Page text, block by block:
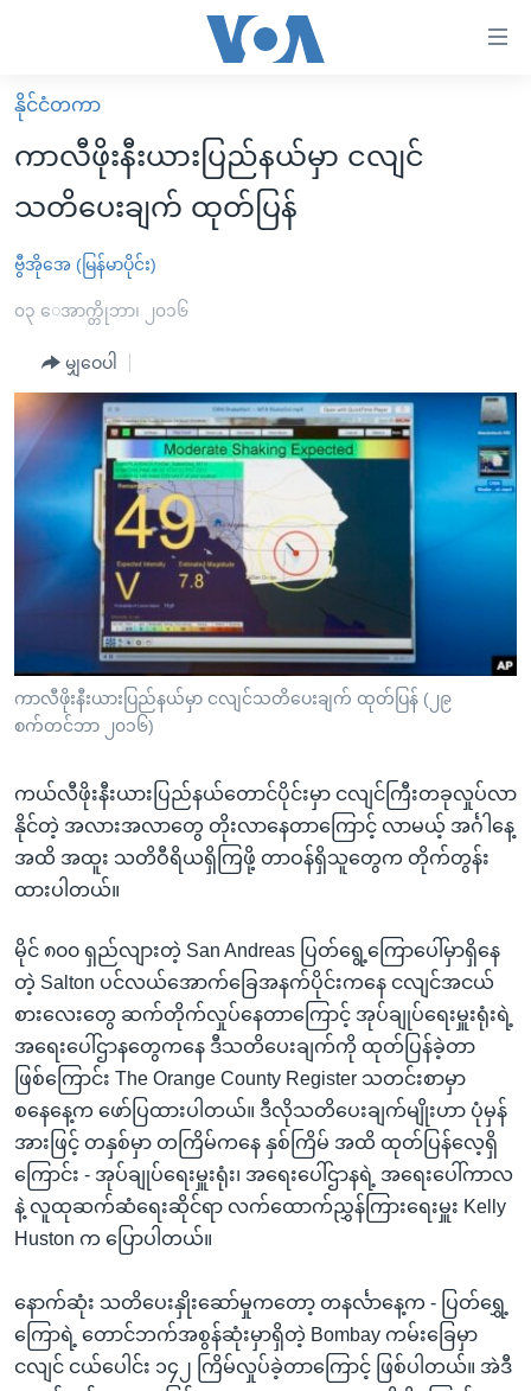
လွယ်ကူ
စေ
များ
ပင်မ
ကျော်
ကြည့်
ရန်
ပင်မ
စာမျက်နှာ
ကြည့်
ရန်
ရန်
နေရာ
သို့
ကျော်
မူလစာမျက်နှာ
မြန်မာ
ကမ္ဘာ့သတင်းများ
နိုင်ငံတကာ
အစ္စရေး-ပါလက်စတိုင်း
ဗွီဒီယို
သတင်းလွတ်လပ်ခွင့်
အင်္ဂလိပ်စာလေ့လာမယ်
အမေရိကန်သုံးအီဒီယံ
မကြေးမုံရဲ့ အင်္ဂလိပ်စာ
ရုပ်ရှင်ထဲက အင်္ဂလိပ်စာ
သုတပဒေသာ အင်္ဂလိပ်စာ
အပတ်စဉ်ကဏ္ဍများ
ရေဒီယို
တီဗွီ
ရေဒီယိုနှင့်ရုပ်သံ အချက်အလက်များ
ရေဒီယို/တီဗွီအစီအစဉ်
Learning English
ဗွီအိုအေ လူမှုကွန်ယက်များ
နိုင်ငံတကာ
ကာလီဖိုးနီးယားပြည်နယ်မှာ ငလျင်
သတိပေးချက် ထုတ်ပြန်
ဗွီအိုအေ (မြန်မာပိုင်း)
၀၃ ေအာက္တိုဘာ၊ ၂၀၁၆
မျှဝေပါ
ကာလီဖိုးနီးယားပြည်နယ်မှာ ငလျင်သတိပေးချက် ထုတ်ပြန် (၂၉
စက်တင်ဘာ ၂၀၁၆)
ကယ်လီဖိုးနီးယားပြည်နယ်တောင်ပိုင်းမှာ ငလျင်ကြီးတခုလှုပ်လာ
နိုင်တဲ့ အလားအလာတွေ တိုးလာနေတာကြောင့် လာမယ့် အင်္ဂါနေ့
အထိ အထူး သတိဝီရိယရှိကြဖို့ တာဝန်ရှိသူတွေက တိုက်တွန်း
ထားပါတယ်။
မိုင် ၈၀၀ ရှည်လျားတဲ့ San Andreas ပြတ်ရွေ့ကြောပေါ်မှာရှိနေ
တဲ့ Salton ပင်လယ်အောက်ခြေအနက်ပိုင်းကနေ ငလျင်အငယ်
စားလေးတွေ ဆက်တိုက်လှုပ်နေတာကြောင့် အုပ်ချုပ်ရေးမှူးရုံးရဲ့
အရေးပေါ်ဌာနတွေကနေ ဒီသတိပေးချက်ကို ထုတ်ပြန်ခဲ့တာ
ဖြစ်ကြောင်း The Orange County Register သတင်းစာမှာ
စနေနေ့က ဖော်ပြထားပါတယ်။ ဒီလိုသတိပေးချက်မျိုးဟာ ပုံမှန်
အားဖြင့် တနှစ်မှာ တကြိမ်ကနေ နှစ်ကြိမ် အထိ ထုတ်ပြန်လေ့ရှိ
ကြောင်း - အုပ်ချုပ်ရေးမှူးရုံး၊ အရေးပေါ်ဌာနရဲ့ အရေးပေါ်ကာလ
နဲ့ လူထုဆက်ဆံရေးဆိုင်ရာ လက်ထောက်ညွှန်ကြားရေးမှူး Kelly
Huston က ပြောပါတယ်။
နောက်ဆုံး သတိပေးနှိုးဆော်မှုကတော့ တနင်္လာနေ့က - ပြတ်ရွှေ့
ကြောရဲ့ တောင်ဘက်အစွန်ဆုံးမှာရှိတဲ့ Bombay ကမ်းခြေမှာ
ငလျင် ငယ်ပေါင်း ၁၄၂ ကြိမ်လှုပ်ခဲ့တာကြောင့် ဖြစ်ပါတယ်။ အဲဒီ